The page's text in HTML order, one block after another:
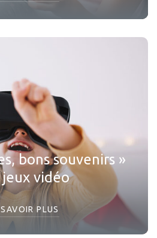
bons souvenirs »
jeux vidéo
PLUS